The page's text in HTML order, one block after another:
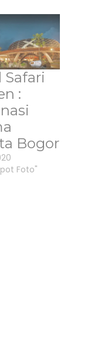
Safari
:
Bogor
Foto"